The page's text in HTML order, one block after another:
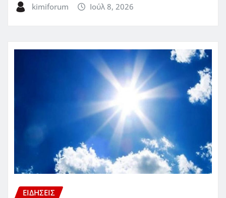
kimiforum Ιούλ 8, 2026
ΕΙΔΗΣΕΙΣ